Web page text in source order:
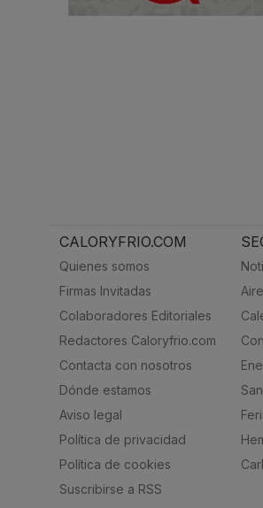
CALORYFRIO.COM
Quienes somos
Firmas Invitadas
Colaboradores Editoriales
Redactores Caloryfrio.com
Contacta con nosotros
Dónde estamos
Aviso legal
Política de privacidad
Política de cookies
Suscribirse a RSS